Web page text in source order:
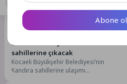
800CK’da tüm yollar Kandıra
sahillerine çıkacak
Kocaeli Büyükşehir Belediyesi’nin
Kandıra sahillerine ulaşımı
Abone ol